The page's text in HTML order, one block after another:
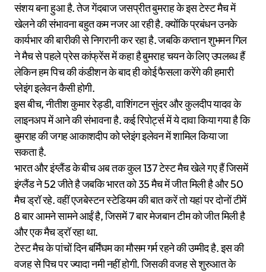
संशय बना हुआ है. तेज गेंदबाज जसप्रीत बुमराह के इस टेस्ट मैच में
खेलने की संभावना बहुत कम नजर आ रही है. क्योंकि प्रबंधन उनके
कार्यभार की बारीकी से निगरानी कर रहा है. जबकि कप्तान शुभमन गिल
ने मैच से पहले प्रेस कांफ्रेंस में कहा है बुमराह चयन के लिए उपलब्ध हैं
लेकिन हम पिच की कंडीशन के बाद ही कोई फैसला करेंगे की हमारी
प्लेइंग इलेवन कैसी होगी.
इस बीच, नीतीश कुमार रेड्डी, वाशिंगटन सुंदर और कुलदीप यादव के
लाइनअप में आने की संभावना है. कई रिपोर्ट्स में ये दावा किया गया है कि
बुमराह की जगह आकाशदीप को प्लेइंग इलेवन में शामिल किया जा
सकता है.
भारत और इंग्लैंड के बीच अब तक कुल 137 टेस्ट मैच खेले गए हैं जिसमें
इंग्लैंड ने 52 जीते है जबकि भारत को 35 मैच में जीत मिली है और 50
मैच ड्रॉ रहे. वहीं एजबेस्टन स्टेडियम की बात करें तो यहां पर दोनों टीमें
8 बार आमने सामने आईं है, जिसमें 7 बार मेजबान टीम को जीत मिली है
और एक मैच ड्रॉ रहा था.
टेस्ट मैच के पांचों दिन बर्मिंघम का मौसम गर्म रहने की उम्मीद है. इस की
वजह से पिच पर ज्यादा नमी नहीं होगी. जिसकी वजह से शुरुआत के